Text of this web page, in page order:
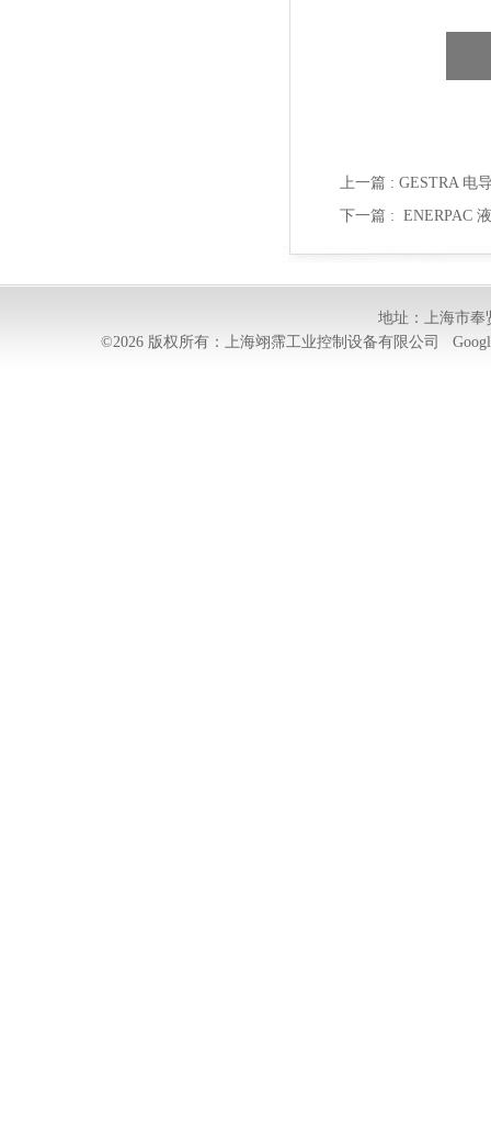
上一篇 : GESTRA 电
下一篇 : ENERPAC
地址：上海市奉
©2026 版权所有：上海翊霈工业控制设备有限公司